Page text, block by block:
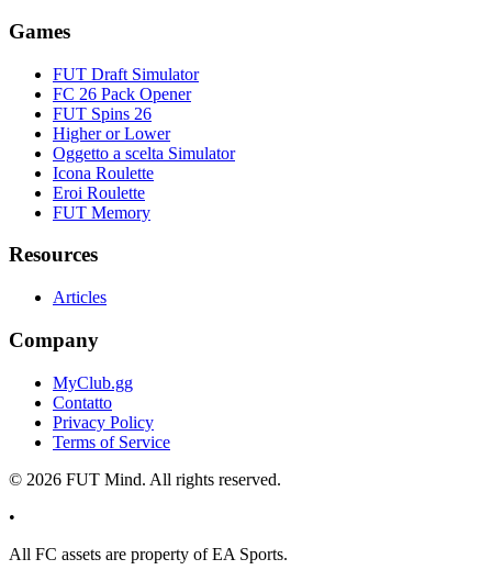
Games
FUT Draft Simulator
FC 26 Pack Opener
FUT Spins 26
Higher or Lower
Oggetto a scelta Simulator
Icona Roulette
Eroi Roulette
FUT Memory
Resources
Articles
Company
MyClub.gg
Contatto
Privacy Policy
Terms of Service
© 2026 FUT Mind. All rights reserved.
•
All FC assets are property of EA Sports.